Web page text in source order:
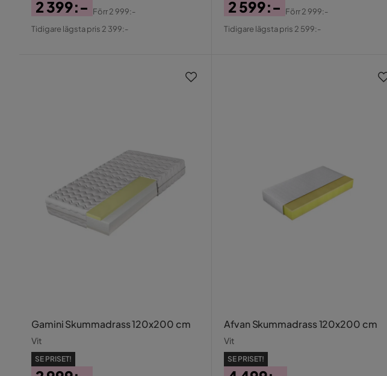
Pris
2 399:-
Original
Förr2 999:-
Tidigare lägsta pris 2 399:-
Pris
2 599:-
Original
Förr2 999:-
Tidigare lägsta pris 2 599:-
Gamini Skummadrass 120x200 cm
Vit
SE PRISET!
Afvan Skummadrass 120x200 cm
Vit
SE PRISET!